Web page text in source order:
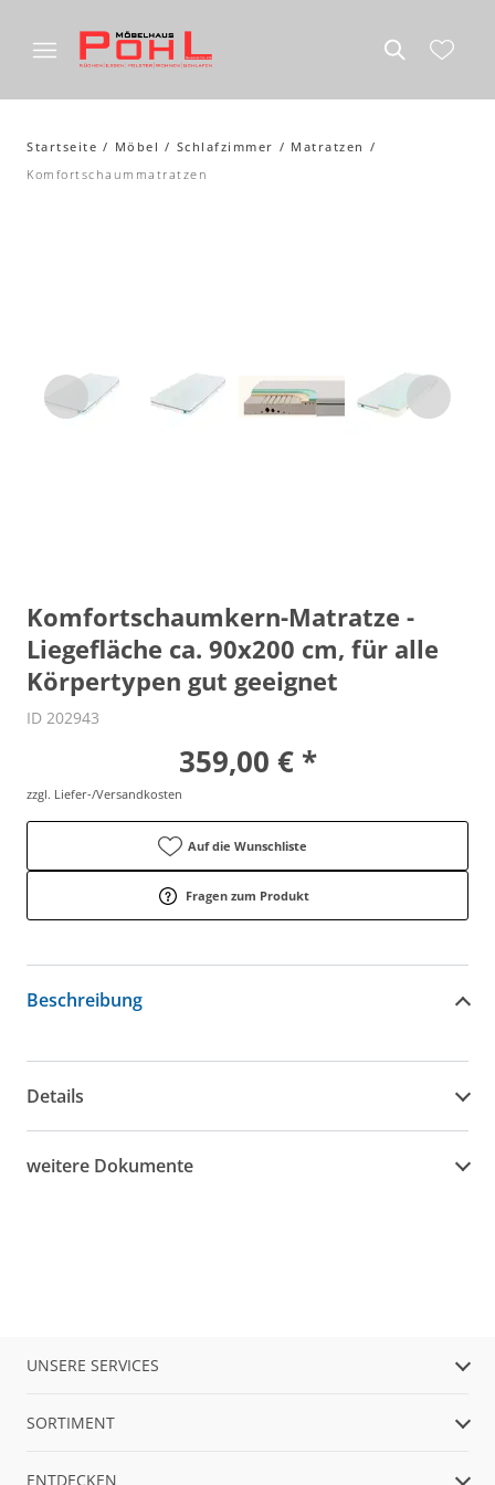
Startseite Möbel Schlafzimmer
Matratzen
Komfortschaummatratzen
Komfortschaumkern-Matratze -
Liegefläche ca. 90x200 cm, für alle
Körpertypen gut geeignet
ID 202943
359,00 € *
zzgl. Liefer-/Versandkosten
Auf die Wunschliste
Fragen zum Produkt
Beschreibung
Details
weitere Dokumente
UNSERE SERVICES
SORTIMENT
ENTDECKEN